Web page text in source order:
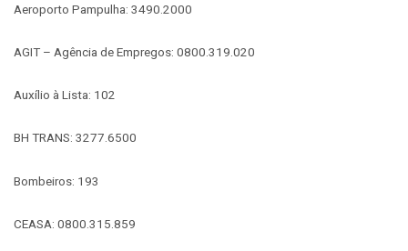
Aeroporto Pampulha: 3490.2000
AGIT – Agência de Empregos: 0800.319.020
Auxílio à Lista: 102
BH TRANS: 3277.6500
Bombeiros: 193
CEASA: 0800.315.859